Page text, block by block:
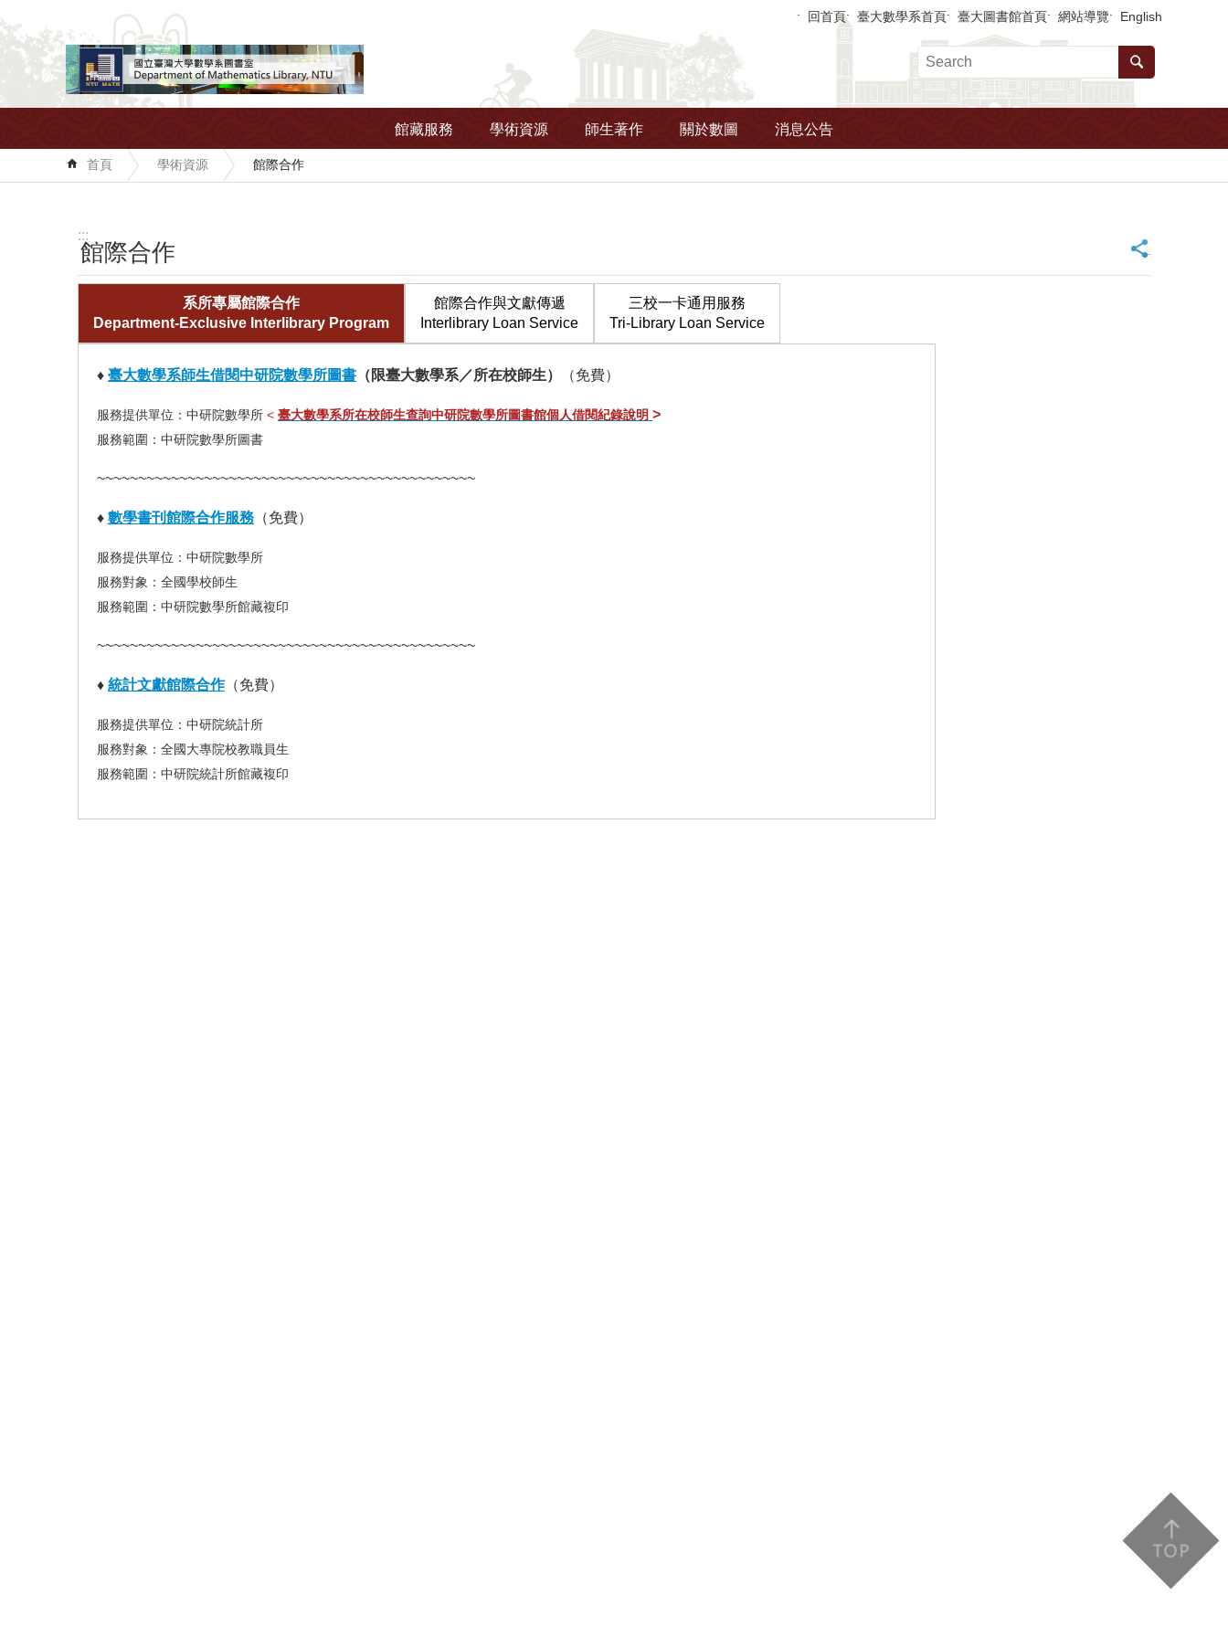
跳到主要內容區塊 回首頁 臺大數學系首頁 臺大圖書館首頁 網站導覽 English
館藏服務 學術資源 師生著作 關於數圖 消息公告
首頁 學術資源 館際合作
:::
館際合作 _
系所專屬館際合作
Department-Exclusive Interlibrary Program
館際合作與文獻傳遞
Interlibrary Loan Service
三校一卡通用服務
Tri-Library Loan Service
♦ 臺大數學系師生借閱中研院數學所圖書 （限臺大數學系／所在校師生） （免費）
服務提供單位：中研院數學所 < 臺大數學系所在校師生查詢中研院數學所圖書館個人借閱紀錄說明 >
服務範圍：中研院數學所圖書
~~~~~~~~~~~~~~~~~~~~~~~~~~~~~~~~~~~~~~~~~~~~~~
♦ 數學書刊館際合作服務 （免費）
服務提供單位：中研院數學所
服務對象：全國學校師生
服務範圍：中研院數學所館藏複印
~~~~~~~~~~~~~~~~~~~~~~~~~~~~~~~~~~~~~~~~~~~~~~
♦ 統計文獻館際合作（免費）
服務提供單位：中研院統計所
服務對象：全國大專院校教職員生
服務範圍：中研院統計所館藏複印